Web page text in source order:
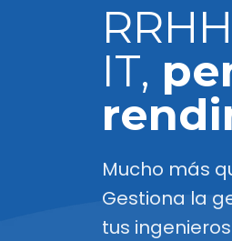
IT,
Mucho más
Gestiona la
tus